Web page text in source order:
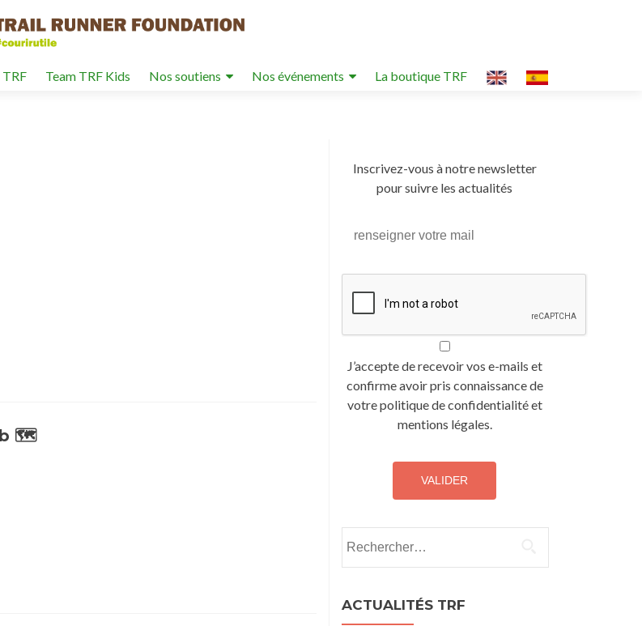
TRF Team TRF Kids Nos soutiens Nos événements La boutique TRF
🗺
Inscrivez-vous à notre newsletter
pour suivre les actualités
J’accepte de recevoir vos e-mails et
confirme avoir pris connaissance de
votre politique de confidentialité et
mentions légales.
ACTUALITÉS TRF